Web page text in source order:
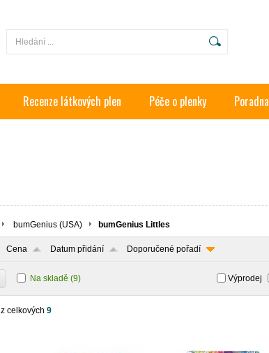
Recenze látkových plen Péče o plenky Poradna
bumGenius (USA) bumGenius Littles
Cena Datum přidání Doporučené pořadí
Na skladě (9) Výprodej
z celkových 9